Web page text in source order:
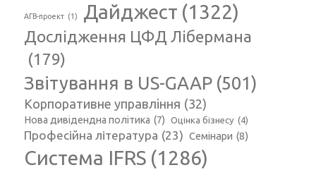
АГВ-проект (1) Дайджест (1322)
Дослідження ЦФД Лібермана
(179)
Звітування в US-GAAP (501)
Корпоративне управління (32)
Нова дивідендна політика (7) Оцінка бізнесу (4)
Професійна література (23) Семінари (8)
Система IFRS (1286)